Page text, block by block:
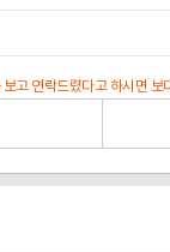
보고 연락드렸다고 하시면 보